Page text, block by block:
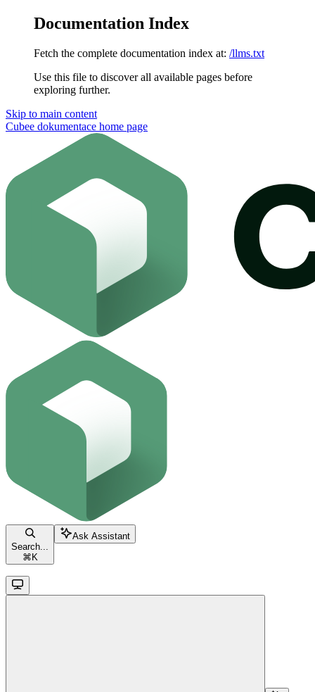
Documentation Index
Fetch the complete documentation index at: /llms.txt
Use this file to discover all available pages before
exploring further.
Skip to main content
Cubee dokumentace home page
Search...
⌘ K
Ask Assistant